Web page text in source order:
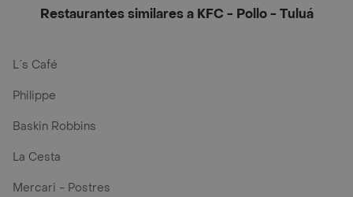
Restaurantes similares a KFC - Pollo - Tuluá
L´s Café
Philippe
Baskin Robbins
La Cesta
Mercari - Postres